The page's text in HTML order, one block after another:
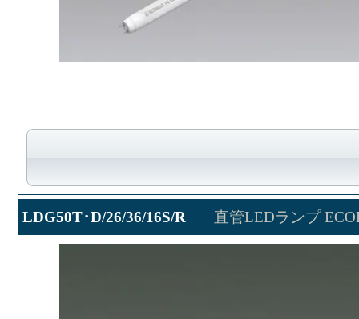
LDG50T･D/26/36/16S/R 直管LEDランプ